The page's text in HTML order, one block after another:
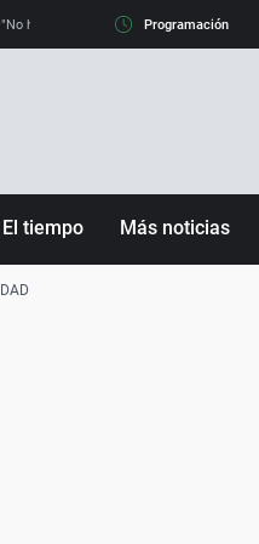
"No hay mafias, que no nos engañen":
Programación
El tiempo Más noticias